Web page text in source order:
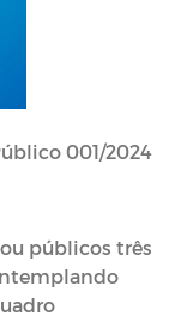
001/2024
públicos três